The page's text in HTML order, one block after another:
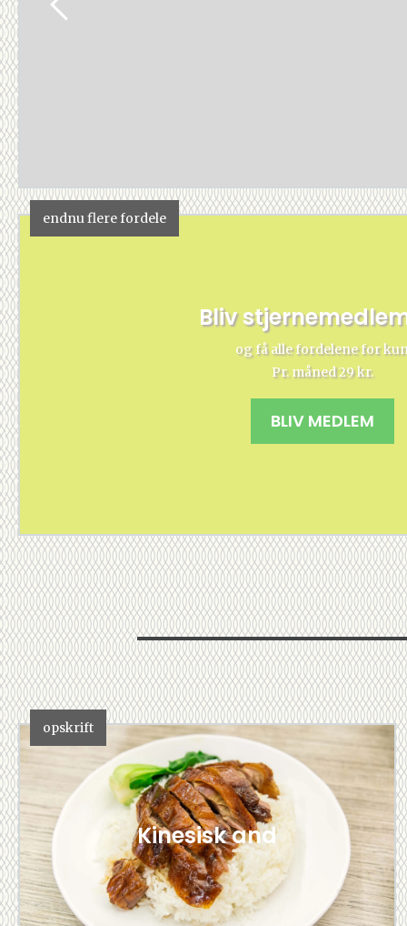
endnu flere fordele
Bliv
og få alle fordelene for
Pr. måned 29 kr.
BLIV MEDLEM
opskrift
Kinesisk and